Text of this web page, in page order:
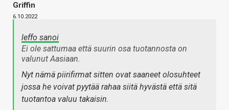
Griffin
6.10.2022
leffo sanoi
Ei ole sattumaa että suurin osa tuotannosta on
valunut Aasiaan.
Nyt nämä piirifirmat sitten ovat saaneet olosuhteet
jossa he voivat pyytää rahaa siitä hyvästä että sitä
tuotantoa valuu takaisin.